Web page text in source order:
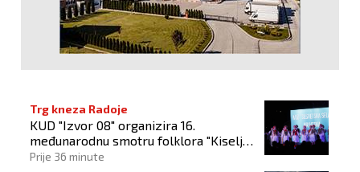
Trg kneza Radoje
KUD "Izvor 08" organizira 16.
međunarodnu smotru folklora "Kiseljak
2026"
Prije 36 minute